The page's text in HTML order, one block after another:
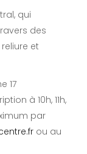
qui
des
et
17
à 10h, 11h,
par
ou au